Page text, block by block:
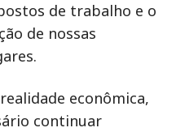
de trabalho e o
de nossas
econômica,
continuar